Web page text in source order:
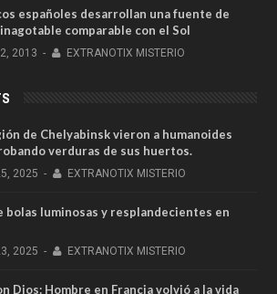
españoles desarrollan una fuente de
comparable con el Sol
2013 - EXTRANOTIX MISTERIO
de Chelyabinsk vieron a humanoides
verduras de sus huertos.
2025 - EXTRANOTIX MISTERIO
bolas luminosas y resplandecientes en
2025 - EXTRANOTIX MISTERIO
Dios: Hombre en Francia volvió a la vida